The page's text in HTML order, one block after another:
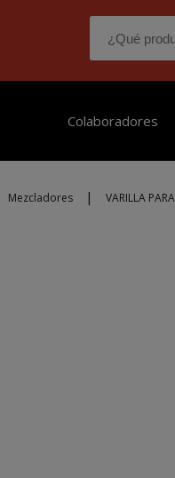
Colaboradores
Mezcladores | VARILLA